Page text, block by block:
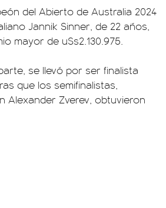
del Abierto de Australia 2024
Jannik Sinner, de 22 años,
mayor de u$s2.130.975.
se llevó por ser finalista
que los semifinalistas,
Alexander Zverev, obtuvieron